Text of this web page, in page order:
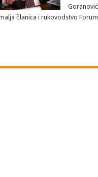
članica i rukovodstvo